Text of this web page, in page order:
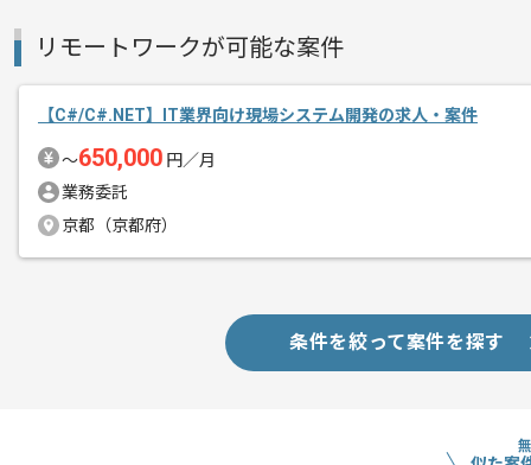
リモートワークが可能な案件
【C#/C#.NET】IT業界向け現場システム開発の求人・案件
〜650,000 円／月
業務委託
京都（京都府）
条件を絞って案件を探す